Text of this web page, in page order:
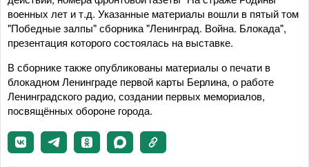
военных лет и т.д. Указанные материалы вошли в пятый том
"Победные залпы" сборника "Ленинград. Война. Блокада",
презентация которого состоялась на выставке.
В сборнике также опубликованы материалы о печати в
блокадном Ленинграде первой карты Берлина, о работе
Ленинградского радио, создании первых мемориалов,
посвящённых обороне города.